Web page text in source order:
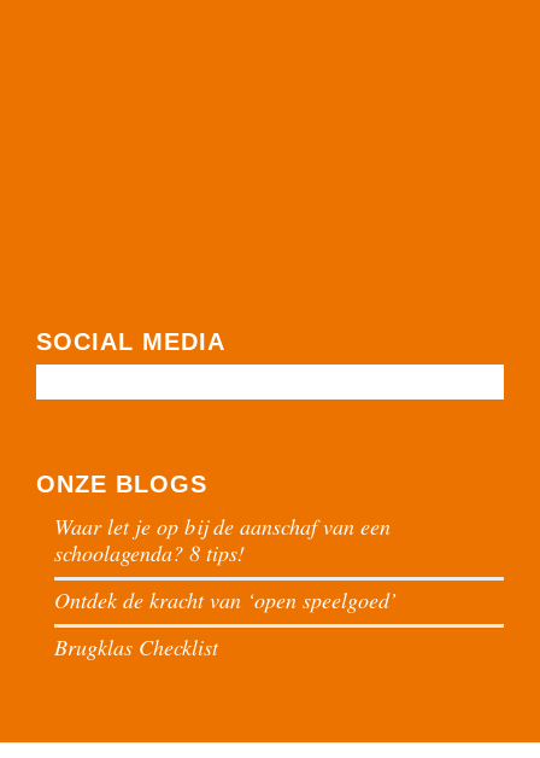
SOCIAL MEDIA
ONZE BLOGS
Waar let je op bij de aanschaf van een
schoolagenda? 8 tips!
Ontdek de kracht van ‘open speelgoed’
Brugklas Checklist